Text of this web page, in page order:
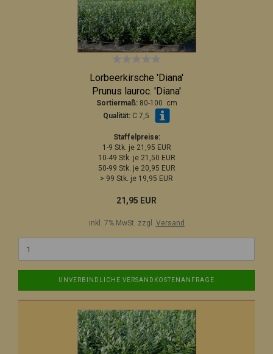
Lorbeerkirsche 'Diana'
Prunus lauroc. 'Diana'
Sortiermaß: 80-100 cm
Qualität: C 7,5
Staffelpreise:
1-9 Stk. je 21,95 EUR
10-49 Stk. je 21,50 EUR
50-99 Stk. je 20,95 EUR
> 99 Stk. je 19,95 EUR
21,95 EUR
inkl. 7% MwSt. zzgl. Versand
UNVERBINDLICHE VERSANDKOSTENANFRAGE